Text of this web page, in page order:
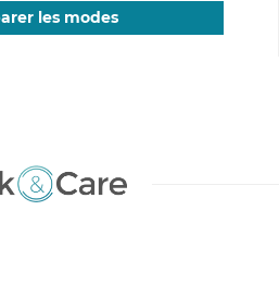
les modes